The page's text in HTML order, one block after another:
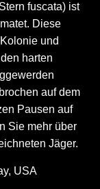
fuscata) ist
Diese
und
harten
auf dem
Pausen auf
Sie mehr über
Jäger.
USA